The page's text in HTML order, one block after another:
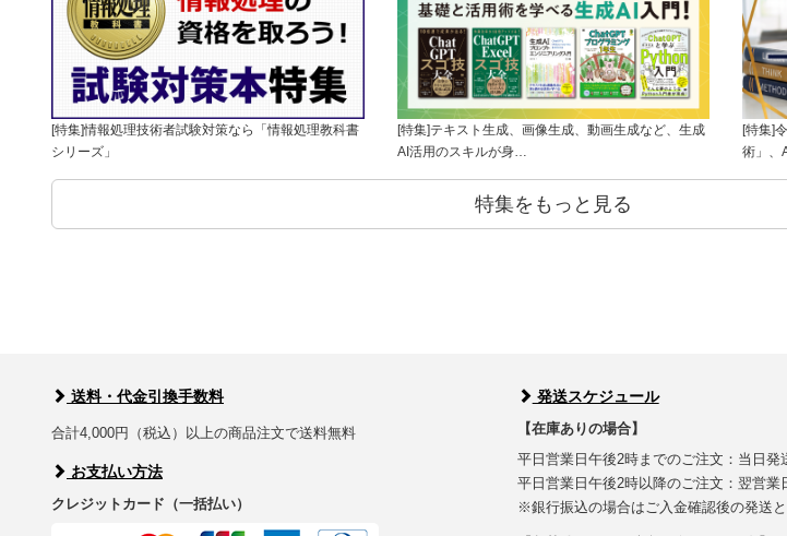
[特集]情報処理技術者試験対策なら「情報処理教科書
シリーズ」
[特集]テキスト生成、画像生成、動画生成など、生成
AI活用のスキルが身…
[特集]
術」、
特集をもっと見る
送料・代金引換手数料
合計4,000円（税込）以上の商品注文で送料無料
お支払い方法
クレジットカード（一括払い）
発送スケジュール
【在庫ありの場合】
平日営業日午後2時までのご注文：当日発
平日営業日午後2時以降のご注文：翌営業
※銀行振込の場合はご入金確認後の発送と